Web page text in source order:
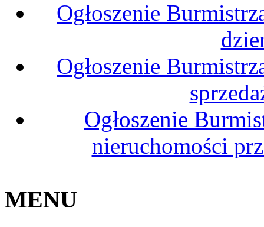
Ogłoszenie
Ogłoszenie
Ogłoszenie
nieruchomości
MENU